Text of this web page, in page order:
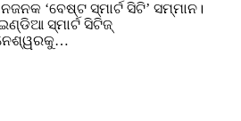
‘ବେଷ୍ଟ ସ୍ମାର୍ଟ ସିଟି’ ସମ୍ମାନ।
ସ୍ମାର୍ଟ ସିଟିଜ୍